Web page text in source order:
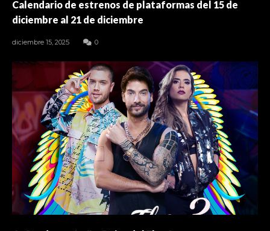
Calendario de estrenos de plataformas del 15 de
diciembre al 21 de diciembre
diciembre 15, 2025 0